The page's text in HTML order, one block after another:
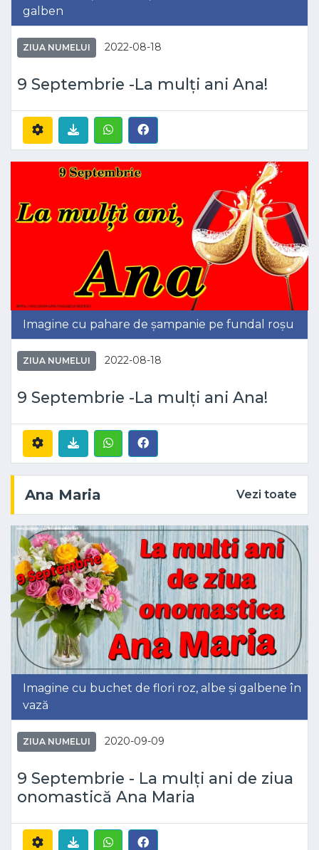
galben
ZIUA NUMELUI 2022-08-18
9 Septembrie -La mulți ani Ana!
Imagine cu pahare de șampanie pe fundal roșu
ZIUA NUMELUI 2022-08-18
9 Septembrie -La mulți ani Ana!
Ana Maria Vezi toate
Imagine cu buchet de flori roz, albe și galbene în
vază
ZIUA NUMELUI 2020-09-09
9 Septembrie - La mulți ani de ziua
onomastică Ana Maria